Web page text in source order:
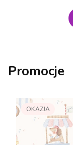
Promocje
OKAZJA